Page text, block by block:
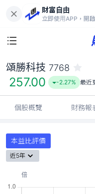
財富自由
立即使用APP，開
頌勝科技 7768
257.00 -2.27% 最近
個股概覽 財務報
本益比評價
近5年